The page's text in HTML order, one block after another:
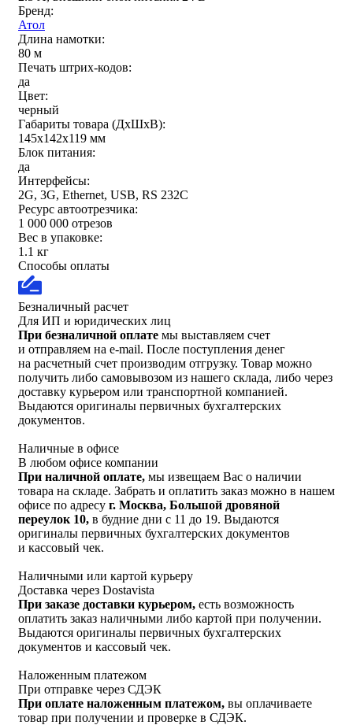
Бренд:
Атол
Длина намотки:
80 м
Печать штрих-кодов:
да
Цвет:
черный
Габариты товара (ДxШxВ):
145х142х119 мм
Блок питания:
да
Интерфейсы:
2G, 3G, Ethernet, USB, RS 232C
Ресурс автоотрезчика:
1 000 000 отрезов
Вес в упаковке:
1.1 кг
Способы оплаты
Безналичный расчет
Для ИП и юридических лиц
При безналичной оплате мы выставляем счет
и отправляем на e-mail. После поступления денег
на расчетный счет производим отгрузку. Товар можно
получить либо самовывозом из нашего склада, либо через
доставку курьером или транспортной компанией.
Выдаются оригиналы первичных бухгалтерских
документов.
Наличные в офисе
В любом офисе компании
При наличной оплате, мы извещаем Вас о наличии
товара на складе. Забрать и оплатить заказ можно в нашем
офисе по адресу г. Москва, Большой дровяной
переулок 10, в будние дни с 11 до 19. Выдаются
оригиналы первичных бухгалтерских документов
и кассовый чек.
Наличными или картой курьеру
Доставка через Dostavista
При заказе доставки курьером, есть возможность
оплатить заказ наличными либо картой при получении.
Выдаются оригиналы первичных бухгалтерских
документов и кассовый чек.
Наложенным платежом
При отправке через СДЭК
При оплате наложенным платежом, вы оплачиваете
товар при получении и проверке в СДЭК.